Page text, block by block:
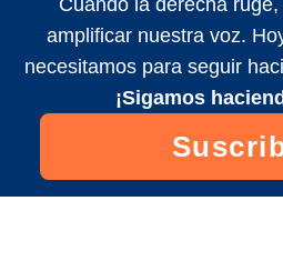
Cuando la derecha
amplificar nuestra voz.
necesitamos para seguir
¡Sigamos